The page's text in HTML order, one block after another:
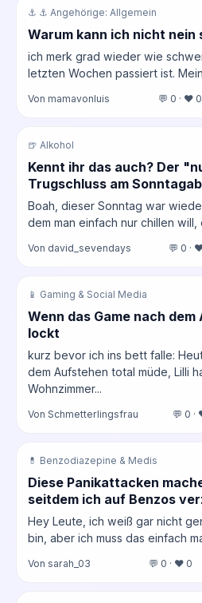
⚓ ⚓ Angehörige: Allgemein
Warum kann ich nicht nein
ich merk grad wieder wie
letzten Wochen passiert ist.
Von mamavonluis 💬 0 · ❤️ 0
🍺 Alkohol
Kennt ihr das auch? Der
Trugschluss am
Boah, dieser Sonntag war
dem man einfach nur chillen will,
Von david_sevendays 💬 0 ·
📱 Gaming & Social Media
Wenn das Game nach
lockt
kurz bevor ich ins bett falle:
dem Aufstehen total müde, Lilli
Wohnzimmer...
Von Schmetterlingsfrau 💬 0 ·
💊 Benzodiazepine & Medis
Diese Panikattacken
seitdem ich auf Benzos
Hey Leute, ich weiß gar nicht
bin, aber ich muss das einfach
Von sarah_03 💬 0 · ❤️ 0